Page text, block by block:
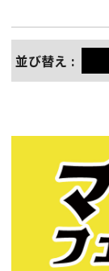
並び替え